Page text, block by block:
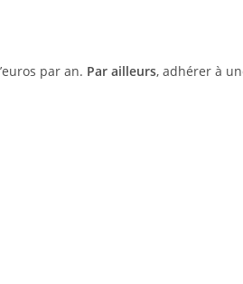
par an. Par ailleurs, adhérer à